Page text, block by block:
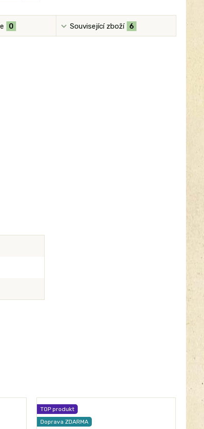
0 Související zboží 6
TOP produkt
Doprava ZDARMA